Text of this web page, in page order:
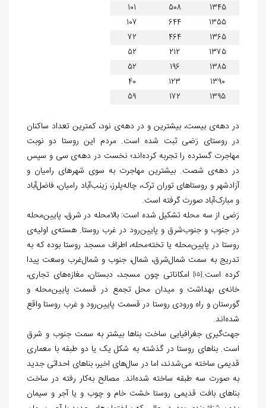
1345
508
101
1355
644
107
1365
464
72
1375
212
52
1385
196
52
1390
123
40
1395
172
59
در دهه‌ی بیست، بیشترین و در دهه‌ی نود، کمترین تعداد ساکنان
در روستای رَضی ثبت شده است. مردم این روستا دو نوبت
مهاجرت گسترده را تجربه کرده‌اند؛ نخست در دهه‌ی سی و سپس
در دهه‌ی شصت. بیشترین مهاجرت به سوی شهرهای رامیان و
آزادشهر و روستاهای توران ترک، چاله‌پلرز، زینب‌آباد رامیان، فاضل‌آباد
و مبارک‌آباد صورت گرفته است.
رَضی از سه محله تشکیل شده است: بالامحله در شرق، پایین‌محله
در جنوب و جنوب‌شرق و پایین‌رود در غرب روستا. هسته‌ی اولیه‌ی
روستا در پایین‌محله یا تخته‌محله، اطراف مسجد روستا بوده که به
تدریج به سمت شمال‌شرق، شمال، جنوب و شمال‌غرب وسعت پیدا
کرده است.[15]
امکاناتی چون مسجد، دبستان، مغازه‌های تجاری،
خانه‌ی بهداشت و میدان محل تجمع در قسمت پایین‌محله و
گورستان و راه ورودی روستا در قسمت پایین‌رود و غرب روستا واقع
شده‌اند.
جهت‌گیری جغرافیایی ساخت بناها بیشتر به سمت جنوب و شرق
است. بناهای روستا در گذشته به شکل یک یا دو طبقه با معماری
قدیمی ساخته می‌شدند، اما در سال‌های اخیر، بناهای احداثی جدید
به صورت سه طبقه ساخته شده‌اند. مصالح به‌کار رفته در ساخت
بناهای بافت قدیمی روستا خشت خام و چوب و یا آجر و سیمان